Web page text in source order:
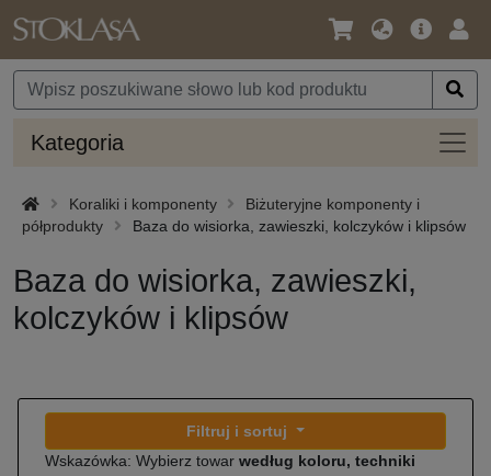
Język
Waluta
Oferta
Kategoria
Koraliki i komponenty
Biżuteryjne komponenty i
półprodukty
Baza do wisiorka, zawieszki, kolczyków i klipsów
Baza do wisiorka, zawieszki,
kolczyków i klipsów
Filtruj i sortuj
Wskazówka: Wybierz towar według koloru, techniki